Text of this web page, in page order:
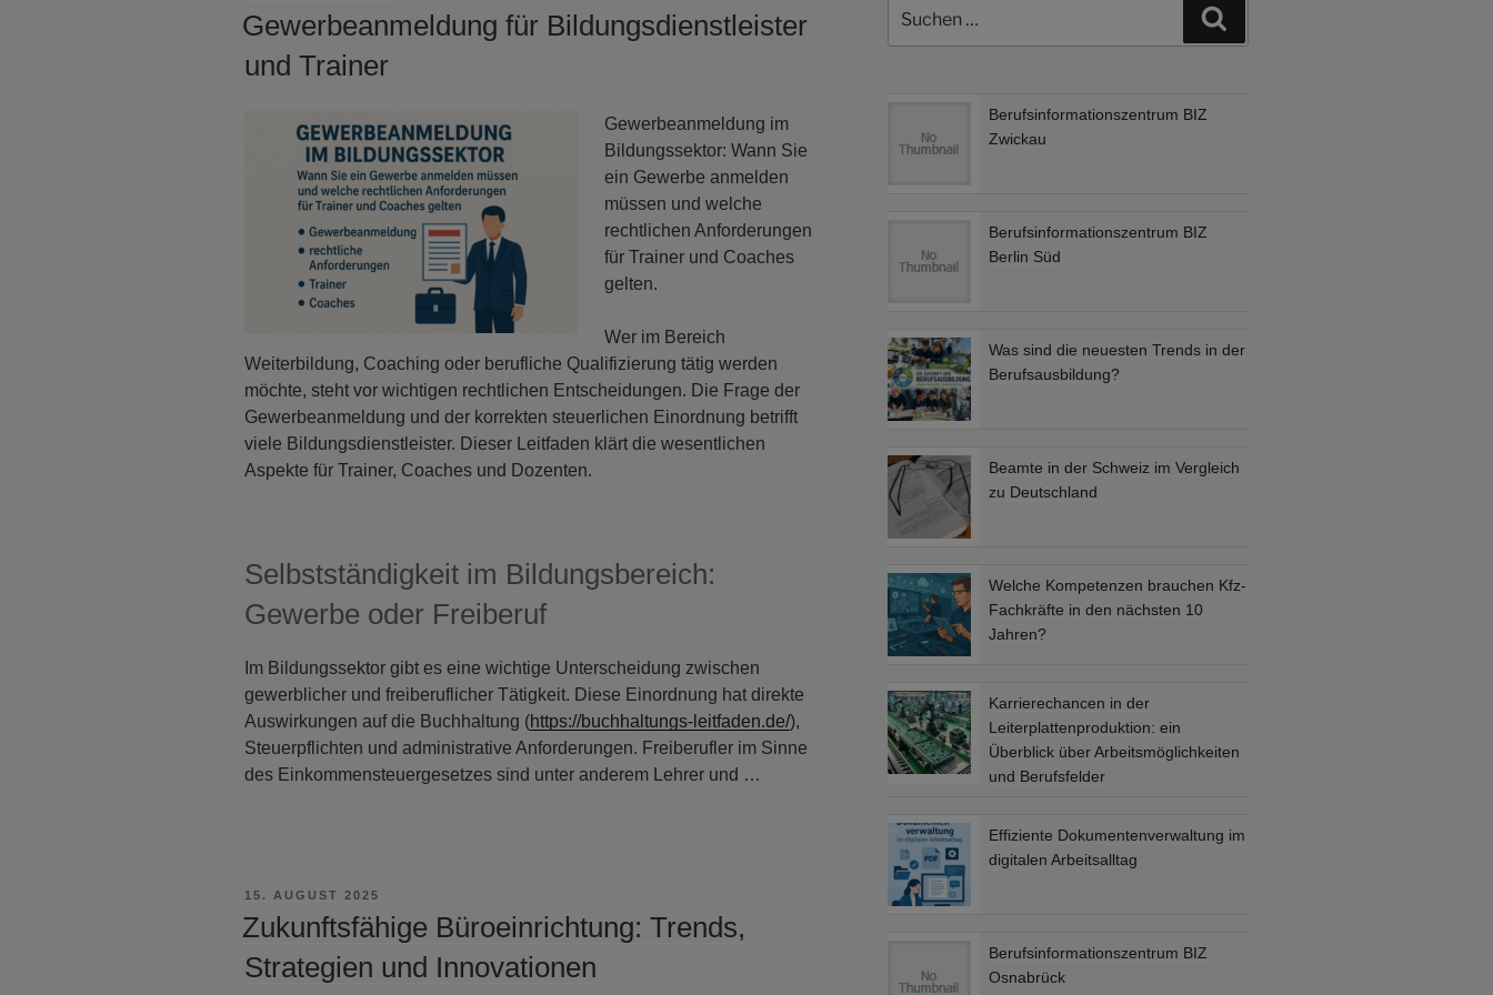
Gewerbeanmeldung für Bildungsdienstleister
und Trainer
Gewerbeanmeldung im
Bildungssektor: Wann Sie
ein Gewerbe anmelden
müssen und welche
rechtlichen Anforderungen
für Trainer und Coaches
gelten.
Wer im Bereich
Weiterbildung, Coaching oder berufliche Qualifizierung tätig werden
möchte, steht vor wichtigen rechtlichen Entscheidungen. Die Frage der
Gewerbeanmeldung und der korrekten steuerlichen Einordnung betrifft
viele Bildungsdienstleister. Dieser Leitfaden klärt die wesentlichen
Aspekte für Trainer, Coaches und Dozenten.
Selbstständigkeit im Bildungsbereich:
Gewerbe oder Freiberuf
Im Bildungssektor gibt es eine wichtige Unterscheidung zwischen
gewerblicher und freiberuflicher Tätigkeit. Diese Einordnung hat direkte
Auswirkungen auf die Buchhaltung (https://buchhaltungs-leitfaden.de/),
Steuerpflichten und administrative Anforderungen. Freiberufler im Sinne
des Einkommensteuergesetzes sind unter anderem Lehrer und …
VERÖFFENTLICHT
15. AUGUST 2025
Zukunftsfähige Büroeinrichtung: Trends,
Strategien und Innovationen
nach:
Berufsinformationszentrum BIZ
Zwickau
Berufsinformationszentrum BIZ
Berlin Süd
Was sind die neuesten Trends in der
Berufsausbildung?
Beamte in der Schweiz im Vergleich
zu Deutschland
Welche Kompetenzen brauchen Kfz-
Fachkräfte in den nächsten 10
Jahren?
Karrierechancen in der
Leiterplattenproduktion: ein
Überblick über Arbeitsmöglichkeiten
und Berufsfelder
Effiziente Dokumentenverwaltung im
digitalen Arbeitsalltag
Berufsinformationszentrum BIZ
Osnabrück